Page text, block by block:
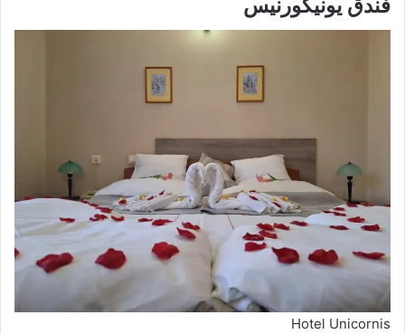
فندق يونيكورنيس
Hotel Unicornis